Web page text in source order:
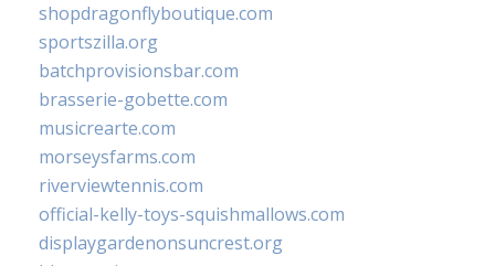
shopdragonflyboutique.com
sportszilla.org
batchprovisionsbar.com
brasserie-gobette.com
musicrearte.com
morseysfarms.com
riverviewtennis.com
official-kelly-toys-squishmallows.com
displaygardenonsuncrest.org